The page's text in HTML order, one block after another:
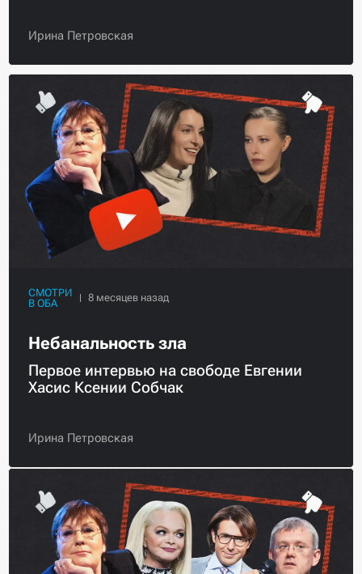
Ирина Петровская
СМОТРИ
В ОБА
Небанальность зла
Первое интервью на свободе Евгении
Хасис Ксении Собчак
Ирина Петровская